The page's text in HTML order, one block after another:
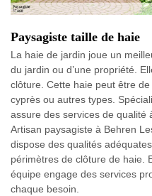
Paysagiste taille de haie
La haie de jardin joue un
du jardin ou d’une propriété.
clôture. Cette haie peut être
cyprès ou autres types.
assure des services de qualité
Artisan paysagiste à Behren
dispose des qualités
périmètres de clôture de haie.
équipe engage des services
chaque besoin.